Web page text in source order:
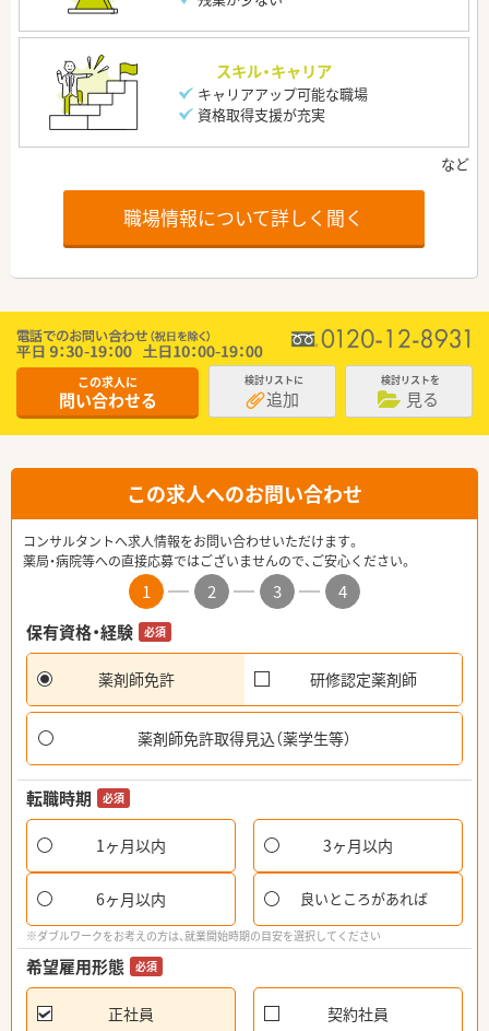
スキル・キャリア
キャリアアップ可能な職場
資格取得支援が充実
職場情報について詳しく聞く
この求人に
問い合わせる
検討リストに
追加
検討リストを
見る
この求人へのお問い合わせ
コンサルタントへ求人情報をお問い合わせいただけます。
薬局・病院等への直接応募ではございませんので、ご安心ください。
1 2 3
4
保有資格・経験
必須
薬剤師免許 研修認定薬剤師
薬剤師免許取得見込（薬学生等）
転職時期 必須
1ヶ月以内 3ヶ月以内
6ヶ月以内 良いところがあれば
※ダブルワークをお考えの方は、就業開始時期の目安を選択してください
希望雇用形態 必須
正社員 契約社員